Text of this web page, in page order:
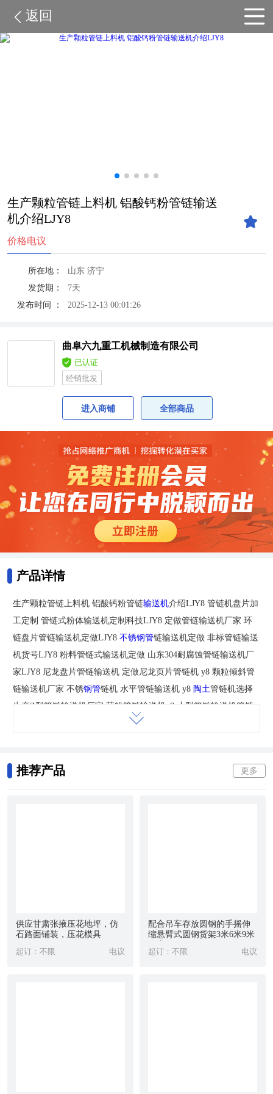
返回
生产颗粒管链上料机 铝酸钙粉管链输送
机介绍LJY8
价格电议
所在地：
山东 济宁
发货期：
7天
发布时间 ：
2025-12-13 00:01:26
曲阜六九重工机械制造有限公司
已认证
经销批发
进入商铺 全部商品
产品详情
生产颗粒管链上料机 铝酸钙粉管链输送机介绍LJY8 管链机盘片加
工定制 管链式粉体输送机定制科技LJY8 定做管链输送机厂家 环
链盘片管链输送机定做LJY8 不锈钢管链输送机定做 非标管链输送
机货号LJY8 粉料管链式输送机定做 山东304耐腐蚀管链输送机厂
家LJY8 尼龙盘片管链输送机 定做尼龙页片管链机 y8 颗粒倾斜管
链输送机厂家 不锈钢管链机 水平管链输送机 y8 陶土管链机选择
生产Z型管链输送机厂家 药粉管链输送机y8 小型管链输送机管链
输送机品牌 单管循环管链输送机厂家y88
1.关于价格：我们网上标注的价格均为参考价格,也是不含动力的
价格。根据网站发布信息情况各不相同,不能针对每个型号的价格
（不排除其他
不可抗拒的因素导致的到货时间延迟,还请亲们谅
解）。为避免不必要的误会,亲们收到货后请务必先验货再签收,如
推荐产品 更多
供应甘肃张掖压花地坪，仿
石路面铺装，压花模具
起订：不限 电议
配合吊车存放圆钢的手摇伸
缩悬臂式圆钢货架3米6米9米
起订：不限 电议